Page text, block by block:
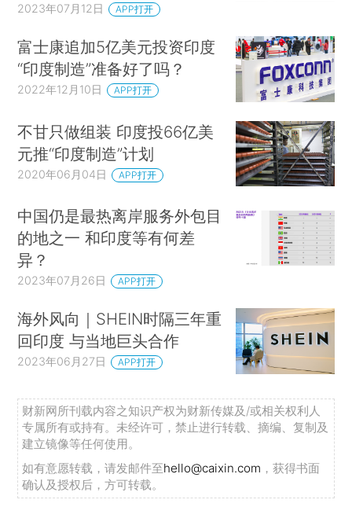
2023年07月12日 APP打开
富士康追加5亿美元投资印度
“印度制造”准备好了吗？
2022年12月10日 APP打开
不甘只做组装 印度投66亿美
元推“印度制造”计划
2020年06月04日 APP打开
中国仍是最热离岸服务外包目
的地之一 和印度等有何差
异？
2023年07月26日 APP打开
海外风向｜SHEIN时隔三年重
回印度 与当地巨头合作
2023年06月27日 APP打开
财新网所刊载内容之知识产权为财新传媒及/或相关权利人
专属所有或持有。未经许可，禁止进行转载、摘编、复制及
建立镜像等任何使用。
如有意愿转载，请发邮件至hello@caixin.com ，获得书面
确认及授权后，方可转载。